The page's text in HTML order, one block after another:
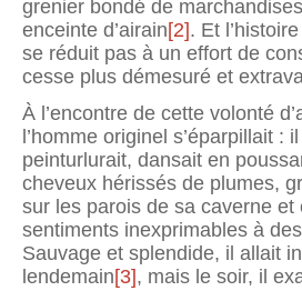
grenier bondé de
enceinte d’airain[2]. Et
se réduit pas à un effort de
cesse plus démesuré et
À l’encontre de cette volonté
l’homme originel s’éparpillait :
peinturlurait, dansait en
cheveux hérissés de plumes,
sur les parois de sa caverne et
sentiments inexprimables à
Sauvage et splendide, il allait
lendemain[3], mais le soir, il